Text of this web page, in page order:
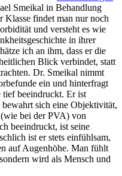
Smeikal in Behandlung
Klasse findet man nur noch
und versteht es wie
in ihrer
ich an ihm, dass er die
Blick verbindet, statt
Dr. Smeikal nimmt
ein und hinterfragt
tief beeindruckt. Er ist
sich eine Objektivität,
bei der PVA) von
beeindruckt, ist seine
ist er stets einfühlsam,
auf Augenhöhe. Man fühlt
wird als Mensch und